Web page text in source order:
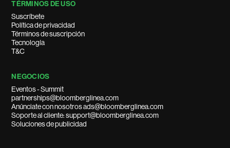
TÉRMINOS DE USO
Suscríbete
Política de privacidad
Términos de suscripción
Tecnología
T&C
NEGOCIOS
Eventos - Summit
partnerships@bloomberglinea.com
Anúnciate con nosotros ads@bloomberglinea.com
Soporte al cliente: support@bloomberglinea.com
Soluciones de publicidad